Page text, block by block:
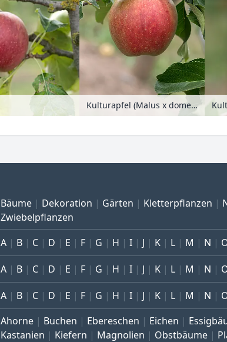
Kulturapfel (Malus x domestica 'Mariella')
Bäume Dekoration Gärten Kletterpflanzen
Zwiebelpflanzen
A B C D E F G H I J K L M N
A B C D E F G H I J K L M N
A B C D E F G H I J K L M N
Ahorne Buchen Ebereschen Eichen
Kastanien
Kiefern Magnolien Obstbäume